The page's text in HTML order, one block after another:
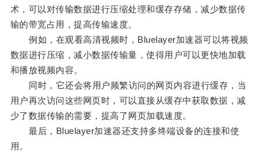
术，可以对传输数据进行压缩处理和缓存存储，减少数据传
输的带宽占用，提高传输速度。
例如，在观看高清视频时，Bluelayer加速器可以将视频
数据进行压缩，减小数据传输量，使得用户可以更快地加载
和播放视频内容。
同时，它还会将用户频繁访问的网页内容进行缓存，当
用户再次访问这些网页时，可以直接从缓存中获取数据，减
少了数据传输的需要，提高了网页加载速度。
最后，Bluelayer加速器还支持多终端设备的连接和使
用。